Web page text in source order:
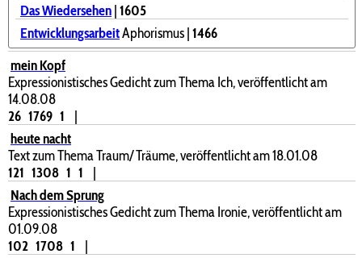
Das Wiedersehen|1605
EntwicklungsarbeitAphorismus |1466
mein Kopf
Expressionistisches Gedicht zum Thema Ich, veröffentlicht am
14.08.08
26 1769 1
|
heute nacht
Text zum Thema Traum/ Träume, veröffentlicht am 18.01.08
121 1308 1 1
|
Nach dem Sprung
Expressionistisches Gedicht zum Thema Ironie, veröffentlicht am
01.09.08
102 1708 1
|